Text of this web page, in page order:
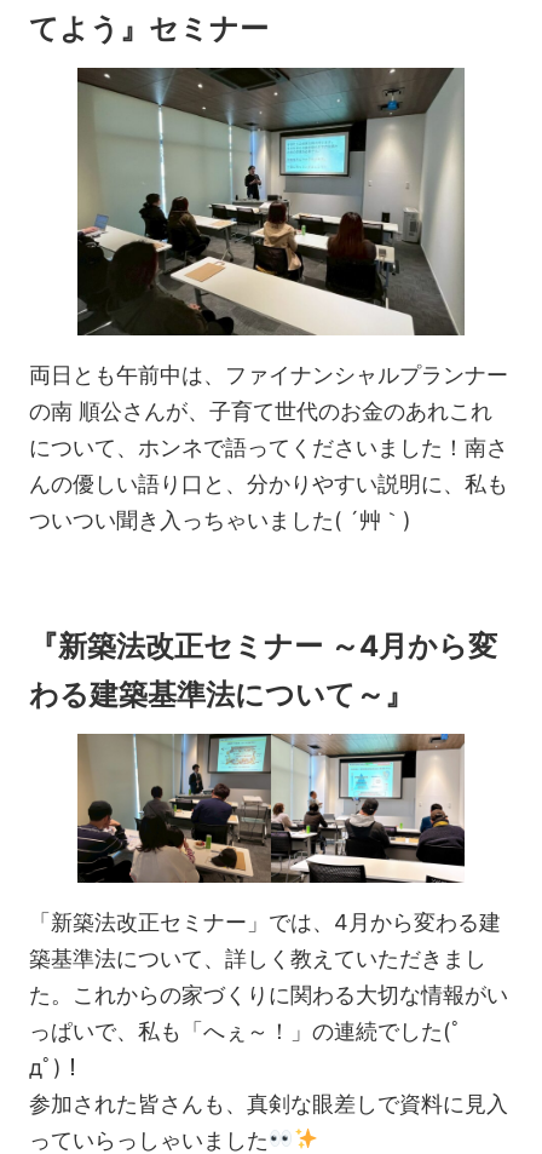
てよう』セミナー
両日とも午前中は、ファイナンシャルプランナー
の南 順公さんが、子育て世代のお金のあれこれ
について、ホンネで語ってくださいました！南さ
んの優しい語り口と、分かりやすい説明に、私も
ついつい聞き入っちゃいました( ´艸｀)
『新築法改正セミナー ～4月から変
わる建築基準法について～』
「新築法改正セミナー」では、4月から変わる建
築基準法について、詳しく教えていただきまし
た。これからの家づくりに関わる大切な情報がい
っぱいで、私も「へぇ～！」の連続でした(ﾟ
дﾟ)！
参加された皆さんも、真剣な眼差しで資料に見入
っていらっしゃいました